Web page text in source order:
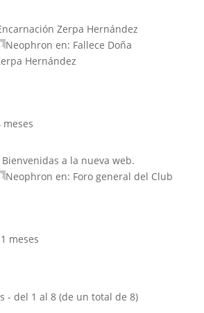
Zerpa Hernández
Neophron en: Fallece Doña
Hernández
meses
a la nueva web.
Neophron en: Foro general del Club
meses
- del 1 al 8 (de un total de 8)